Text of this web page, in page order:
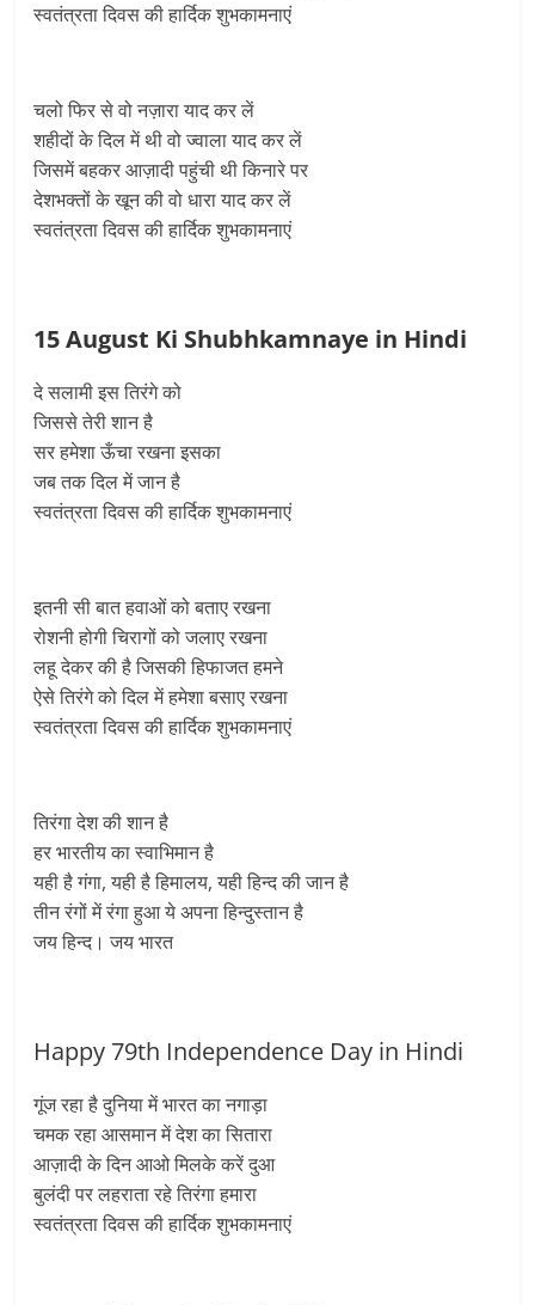
स्वतंत्रता दिवस की हार्दिक शुभकामनाएं
चलो फिर से वो नज़ारा याद कर लें
शहीदों के दिल में थी वो ज्वाला याद कर लें
जिसमें बहकर आज़ादी पहुंची थी किनारे पर
देशभक्तों के खून की वो धारा याद कर लें
स्वतंत्रता दिवस की हार्दिक शुभकामनाएं
15 August Ki Shubhkamnaye in Hindi
दे सलामी इस तिरंगे को
जिससे तेरी शान है
सर हमेशा ऊँचा रखना इसका
जब तक दिल में जान है
स्वतंत्रता दिवस की हार्दिक शुभकामनाएं
इतनी सी बात हवाओं को बताए रखना
रोशनी होगी चिरागों को जलाए रखना
लहू देकर की है जिसकी हिफाजत हमने
ऐसे तिरंगे को दिल में हमेशा बसाए रखना
स्वतंत्रता दिवस की हार्दिक शुभकामनाएं
तिरंगा देश की शान है
हर भारतीय का स्वाभिमान है
यही है गंगा, यही है हिमालय, यही हिन्द की जान है
तीन रंगों में रंगा हुआ ये अपना हिन्दुस्तान है
जय हिन्द। जय भारत
Happy 79th Independence Day in Hindi
गूंज रहा है दुनिया में भारत का नगाड़ा
चमक रहा आसमान में देश का सितारा
आज़ादी के दिन आओ मिलके करें दुआ
बुलंदी पर लहराता रहे तिरंगा हमारा
स्वतंत्रता दिवस की हार्दिक शुभकामनाएं